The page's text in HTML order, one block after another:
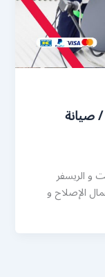
فني ستلايت العديليه / 50050623 / صيانة
و الريسفر
الإصلاح و